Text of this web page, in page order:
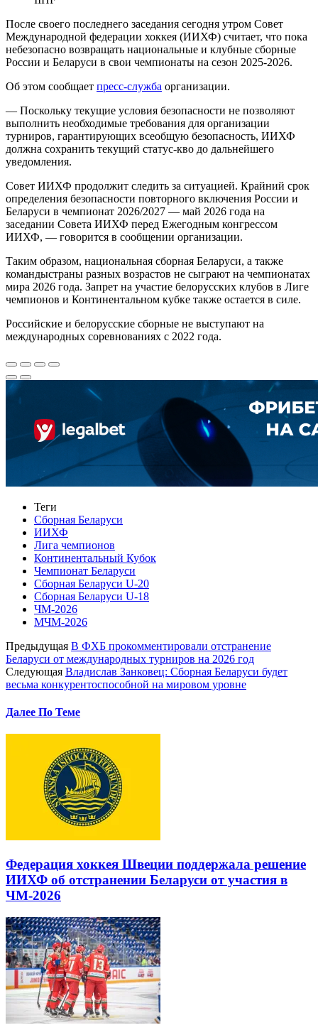
После своего последнего заседания сегодня утром Совет
Международной федерации хоккея (ИИХФ) считает, что пока
небезопасно возвращать национальные и клубные сборные
России и Беларуси в свои чемпионаты на сезон 2025-2026.
Об этом сообщает пресс-служба организации.
— Поскольку текущие условия безопасности не позволяют
выполнить необходимые требования для организации
турниров, гарантирующих всеобщую безопасность, ИИХФ
должна сохранить текущий статус-кво до дальнейшего
уведомления.
Совет ИИХФ продолжит следить за ситуацией. Крайний срок
определения безопасности повторного включения России и
Беларуси в чемпионат 2026/2027 — май 2026 года на
заседании Совета ИИХФ перед Ежегодным конгрессом
ИИХФ, — говорится в сообщении организации.
Таким образом, национальная сборная Беларуси, а также
командыстраны разных возрастов не сыграют на чемпионатах
мира 2026 года. Запрет на участие белорусских клубов в Лиге
чемпионов и Континентальном кубке также остается в силе.
Российские и белорусские сборные не выступают на
международных соревнованиях с 2022 года.
Теги
Сборная Беларуси
ИИХФ
Лига чемпионов
Континентальный Кубок
Чемпионат Беларуси
Сборная Беларуси U-20
Сборная Беларуси U-18
ЧМ-2026
МЧМ-2026
Предыдущая В ФХБ прокомментировали отстранение
Беларуси от международных турниров на 2026 год
Следующая Владислав Занковец: Сборная Беларуси будет
весьма конкурентоспособной на мировом уровне
Далее По Теме
Федерация хоккея Швеции поддержала решение
ИИХФ об отстранении Беларуси от участия в
ЧМ-2026